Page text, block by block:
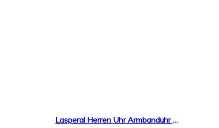
Lasperal Herren Uhr Armbanduhr Uhren Business Luxus Wasserdicht Quarzuhr Businessuhr Analog mit Datumsanzeige Edelstahl Sport Schwarz Rund